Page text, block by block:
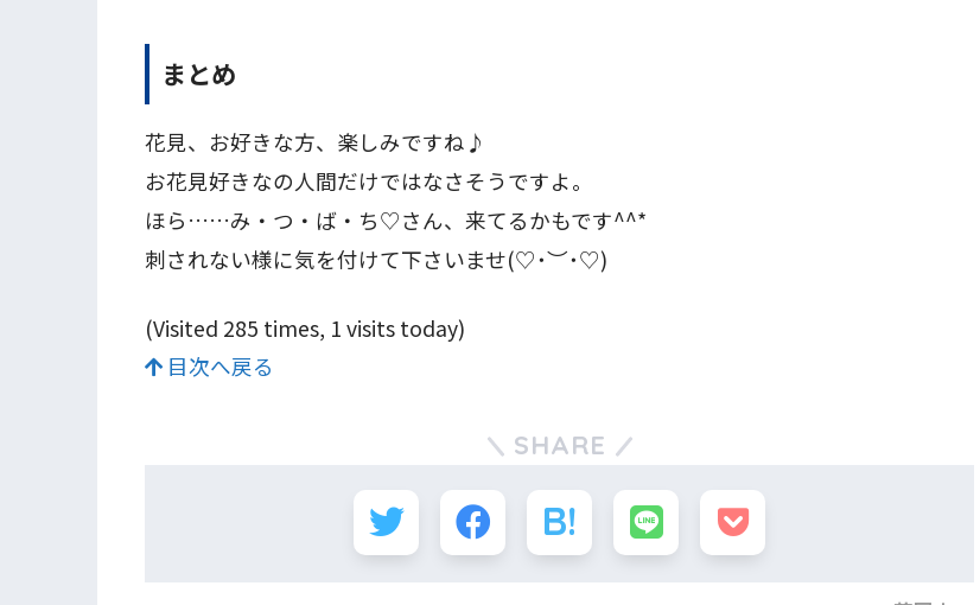
まとめ
花見、お好きな方、楽しみですね♪
お花見好きなの人間だけではなさそうですよ。
ほら……み・つ・ば・ち♡さん、来てるかもです^^*
刺されない様に気を付けて下さいませ(♡˙︶˙♡)
(Visited 285 times, 1 visits today)
目次へ戻る
SHARE